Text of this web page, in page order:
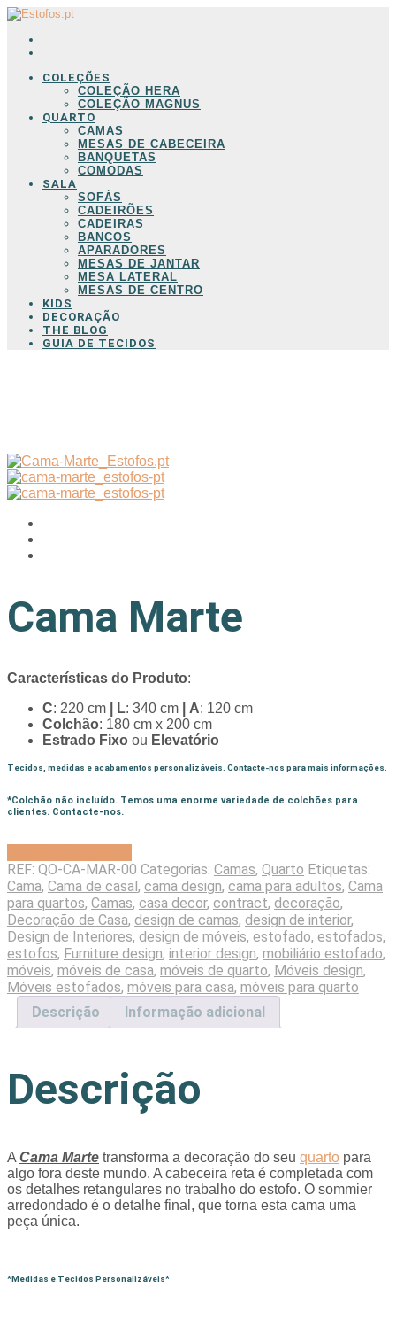
COLEÇÕES
COLEÇÃO HERA
COLEÇÃO MAGNUS
QUARTO
CAMAS
MESAS DE CABECEIRA
BANQUETAS
COMODAS
SALA
SOFÁS
CADEIRÕES
CADEIRAS
BANCOS
APARADORES
MESAS DE JANTAR
MESA LATERAL
MESAS DE CENTRO
KIDS
DECORAÇÃO
THE BLOG
GUIA DE TECIDOS
Cama Marte
Características do Produto:
C: 220 cm L: 340 cm | A: 120 cm
Colchão: 180 cm x 200 cm
Estrado Fixo ou Elevatório
Tecidos, medidas e acabamentos personalizáveis. Contacte-nos para mais informações.
*Colchão não incluído. Temos uma enorme variedade de colchões para
clientes. Contacte-nos.
REF: QO-CA-MAR-00 Categorias: Camas, Quarto Etiquetas:
Cama, Cama de casal , cama design, cama para adultos, Cama
para quartos, Camas, casa decor, contract, decoração,
Decoração de Casa, design de camas, design de interior,
Design de Interiores, design de móveis, estofado, estofados,
estofos, Furniture design, interior design, mobiliário estofado,
móveis, móveis de casa, móveis de quarto, Móveis design,
Móveis estofados, móveis para casa, móveis para quarto
Descrição
Informação adicional
Descrição
A Cama Marte transforma a decoração do seu quarto para
algo fora deste mundo. A cabeceira reta é completada com
os detalhes retangulares no trabalho do estofo. O sommier
arredondado é o detalhe final, que torna esta cama uma
peça única.
*Medidas e Tecidos Personalizáveis*